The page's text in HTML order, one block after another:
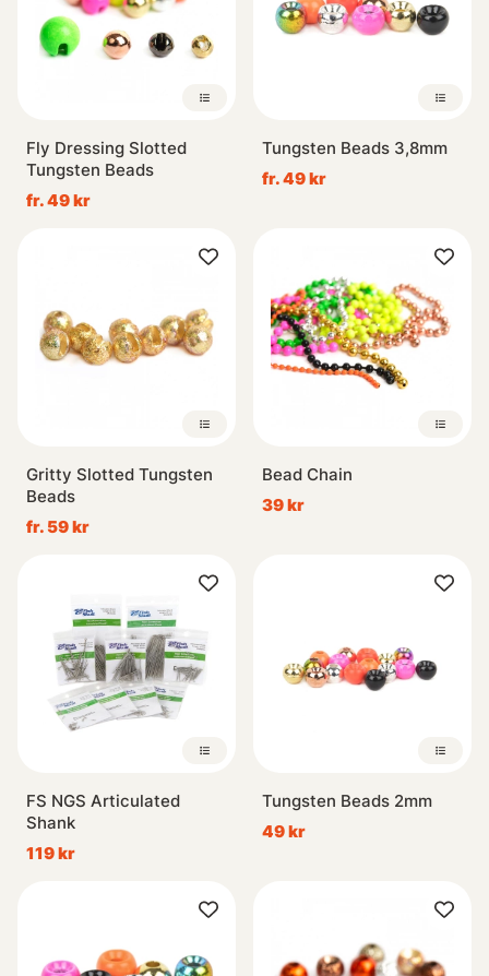
Fly Dressing Slotted
Tungsten Beads
fr. 49 kr
Tungsten Beads 3,8mm
fr. 49 kr
Gritty Slotted Tungsten
Beads
fr. 59 kr
Bead Chain
39 kr
FS NGS Articulated
Shank
119 kr
Tungsten Beads 2mm
49 kr